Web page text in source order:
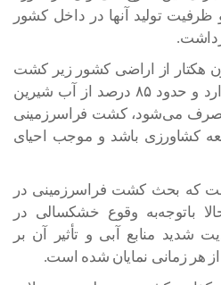
ظرفیت تولید آنها در داخل کشور
بیش از ۱۸ میلیون هکتار از اراضی کشور زیر کشت
محصولات کشاورزی قرار دارد و حدود ۸۵ درصد از آب شیرین
می‌شود، کشت فراسرزمینی
کشاورزی باشد و موجب احیای
که بحث کشت فراسرزمینی در
باتوجه‌به وقوع خشکسالی در
شدید منابع آبی و تأثیر آن بر
هر زمانی نمایان شده است.